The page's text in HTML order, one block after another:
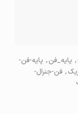
, پایه_فن, پایه-فن-
, فن-جنرال-